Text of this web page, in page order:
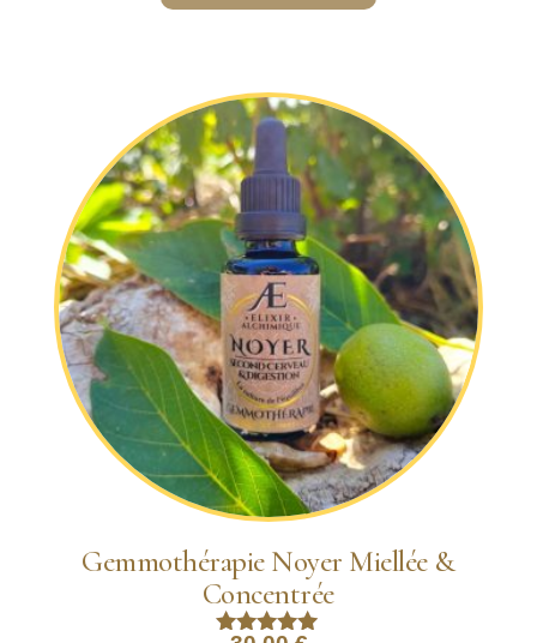
Gemmothérapie Noyer Miellée &
Concentrée